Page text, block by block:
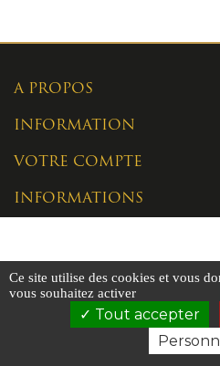
A PROPOS
INFORMATION
VOTRE COMPTE
INFORMATIONS
Ce site utilise des cookies et vous
vous souhaitez activer
Tout accepter